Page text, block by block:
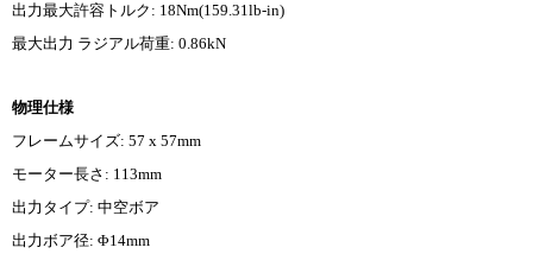
出力最大許容トルク: 18Nm(159.31lb-in)
最大出力 ラジアル荷重: 0.86kN
物理仕様
フレームサイズ: 57 x 57mm
モーター長さ: 113mm
出力タイプ: 中空ボア
出力ボア径: Φ14mm